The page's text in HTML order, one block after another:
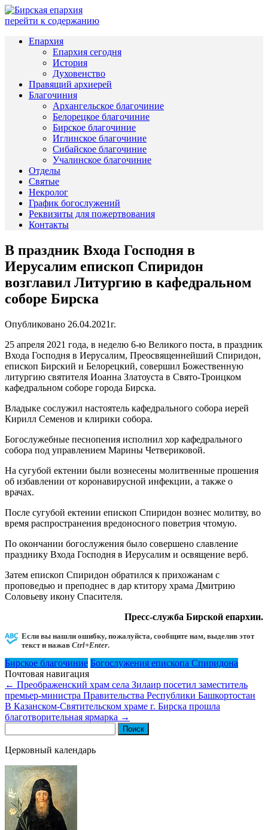
перейти к содержанию
Епархия
Епархия сегодня
История
Духовенство
Правящий архиерей
Благочиния
Архангельское благочиние
Белорецкое благочиние
Бирское благочиние
Иглинское благочиние
Сибайское благочиние
Учалинское благочиние
Отделы
Святые
Некролог
График богослужений
Реквизиты для пожертвования
Контакты
В праздник Входа Господня в
Иерусалим епископ Спиридон
возглавил Литургию в кафедральном
соборе Бирска
Опубликовано 26.04.2021г.
25 апреля 2021 года, в неделю 6-ю Великого поста, в праздник
Входа Господня в Иерусалим, Преосвященнейший Спиридон,
епископ Бирский и Белорецкий, совершил Божественную
литургию святителя Иоанна Златоуста в Свято-Троицком
кафедральном соборе города Бирска.
Владыке сослужил настоятель кафедрального собора иерей
Кирилл Семенов и клирики собора.
Богослужебные песнопения исполнил хор кафедрального
собора под управлением Марины Четвериковой.
На сугубой ектении были вознесены молитвенные прошения
об избавлении от коронавирусной инфекции, а также о
врачах.
После сугубой ектении епископ Спиридон вознес молитву, во
время распространения вредоносного поветрия чтомую.
По окончании богослужения было совершено славление
празднику Входа Господня в Иерусалим и освящение верб.
Затем епископ Спиридон обратился к прихожанам с
проповедью и преподнес в дар ктитору храма Дмитрию
Соловьеву икону Спасителя.
Пресс-служба Бирской епархии.
Если вы нашли ошибку, пожалуйста, сообщите нам, выделив этот
текст и нажав Ctrl+Enter.
Бирское благочиние Богослужения епископа Спиридона
Почтовая навигация
← Преображенский храм села Зилаир посетил заместитель
премьер-министра Правительства Республики Башкортостан
В Казанском-Святительском храме г. Бирска прошла
благотворительная ярмарка →
Церковный календарь